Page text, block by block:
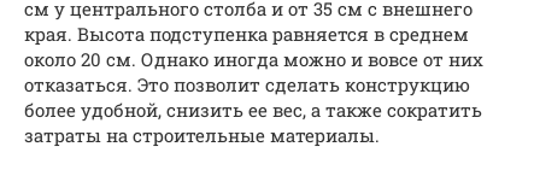
см у центрального столба и от 35 см с внешнего
края. Высота подступенка равняется в среднем
около 20 см. Однако иногда можно и вовсе от них
отказаться. Это позволит сделать конструкцию
более удобной, снизить ее вес, а также сократить
затраты на строительные материалы.